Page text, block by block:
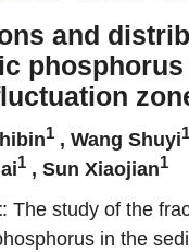
and
1 , Wang Shuyi1
1 , Sun Xiaojian1
: The study of the
in the